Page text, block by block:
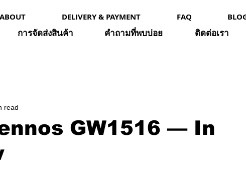
ABOUT DELIVERY & PAYMENT FAQ
การจัดส่งสินค้า ติดต่อเรา
คำถามที่พบบ่อย
GW1516 — In
read